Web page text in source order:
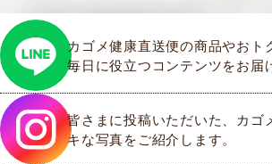
カゴメ健康直送便の商品やおト
毎日に役立つコンテンツをお届
皆さまに投稿いただいた、カゴ
キな写真をご紹介します。